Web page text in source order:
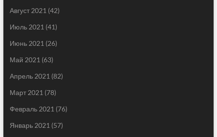
Август 2021 (42)
Июль 2021 (41)
Июнь 2021 (26)
Май 2021 (63)
Апрель 2021 (82)
Март 2021 (78)
Февраль 2021 (76)
Январь 2021 (57)